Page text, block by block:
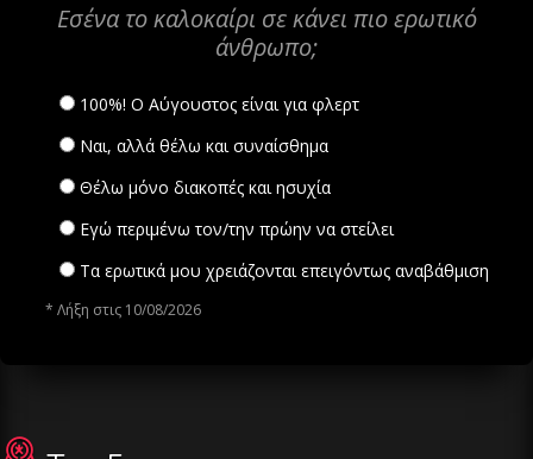
Εσένα το καλοκαίρι σε κάνει πιο ερωτικό
άνθρωπο;
100%! Ο Αύγουστος είναι για φλερτ
Ναι, αλλά θέλω και συναίσθημα
Θέλω μόνο διακοπές και ησυχία
Εγώ περιμένω τον/την πρώην να στείλει
Τα ερωτικά μου χρειάζονται επειγόντως αναβάθμιση
* Λήξη στις 10/08/2026